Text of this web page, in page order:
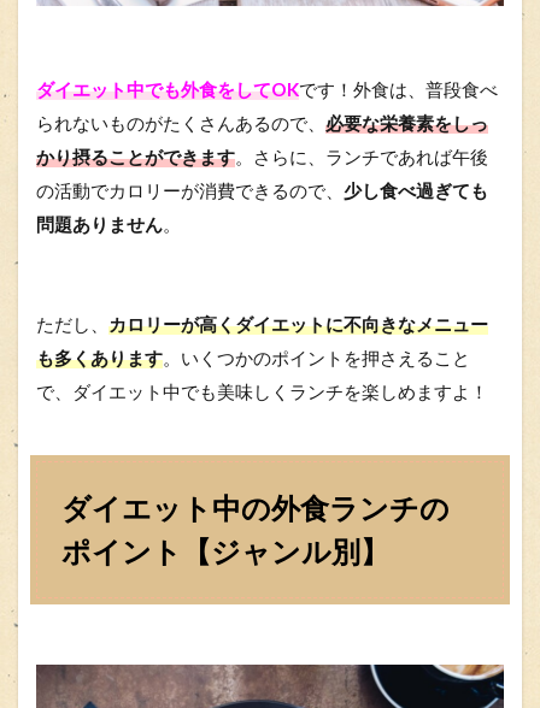
ダイエット中でも外食をしてOKです！外食は、普段食べ
られないものがたくさんあるので、 必要な栄養素をしっ
かり摂ることができます。さらに、ランチであれば午後
の活動でカロリーが消費できるので、 少し食べ過ぎても
問題ありません。
ただし、 カロリーが高くダイエットに不向きなメニュー
も多くあります。いくつかのポイントを押さえること
で、ダイエット中でも美味しくランチを楽しめますよ！
ダイエット中の外食ランチの
ポイント【ジャンル別】